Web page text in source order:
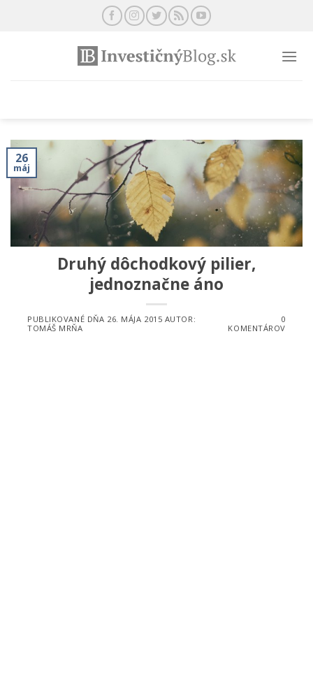
26
máj
Druhý dôchodkový pilier,
jednoznačne áno
PUBLIKOVANÉ DŇA 26. MÁJA 2015 AUTOR:
TOMÁŠ MRŇA
0
KOMENTÁROV